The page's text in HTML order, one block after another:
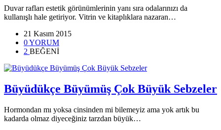
Duvar rafları estetik görünümlerinin yanı sıra odalarınızı da
kullanışlı hale getiriyor. Vitrin ve kitaplıklara nazaran…
21 Kasım 2015
0 YORUM
2 BEĞENİ
Büyüdükçe Büyümüş Çok Büyük Sebzeler
Hormondan mı yoksa cinsinden mi bilemeyiz ama yok artık bu
kadarda olmaz diyeceğiniz tarzdan büyük…